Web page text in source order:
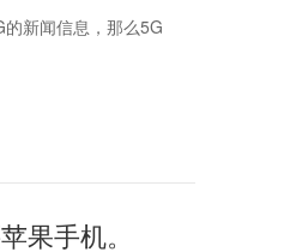
新闻信息，那么5G
果手机。